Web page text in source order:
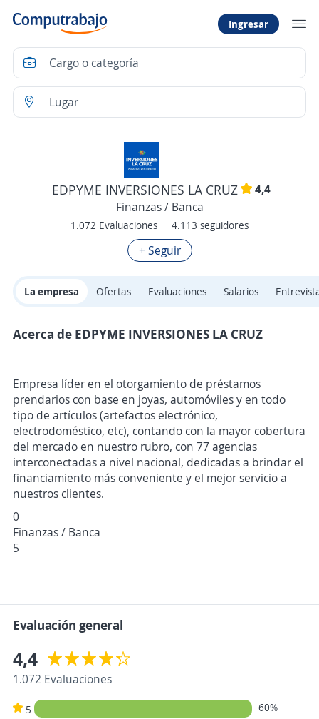
Ingresar
EDPYME INVERSIONES LA CRUZ
4,4
Finanzas / Banca
1.072 Evaluaciones 4.113 seguidores
+ Seguir
La empresa Ofertas Evaluaciones Salarios
Acerca de EDPYME INVERSIONES LA CRUZ
Empresa líder en el otorgamiento de préstamos
prendarios con base en joyas, automóviles y en todo
tipo de artículos (artefactos electrónico,
electrodoméstico, etc), contando con la mayor cobertura
del mercado en nuestro rubro, con 77 agencias
interconectadas a nivel nacional, dedicadas a brindar el
financiamiento más conveniente y el mejor servicio a
nuestros clientes.
0
Finanzas / Banca
5
Evaluación general
4,4
1.072 Evaluaciones
5
60%